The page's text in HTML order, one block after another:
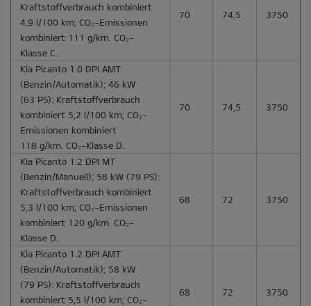
Kraftstoffverbrauch kombiniert
4,9 l/100 km; CO₂-Emissionen
kombiniert 111 g/km. CO₂-
Klasse C.
70 74,5 3750
Kia Picanto 1.0 DPI AMT
(Benzin/Automatik); 46 kW
(63 PS): Kraftstoffverbrauch
kombiniert 5,2 l/100 km; CO₂-
Emissionen kombiniert
118 g/km. CO₂-Klasse D.
70 74,5 3750
Kia Picanto 1.2 DPI MT
(Benzin/Manuell); 58 kW (79 PS):
Kraftstoffverbrauch kombiniert
5,3 l/100 km; CO₂-Emissionen
kombiniert 120 g/km. CO₂-
Klasse D.
68 72 3750
Kia Picanto 1.2 DPI AMT
(Benzin/Automatik); 58 kW
(79 PS): Kraftstoffverbrauch
kombiniert 5,5 l/100 km; CO₂-
68 72 3750